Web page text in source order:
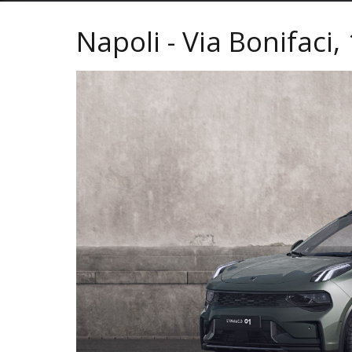
Napoli - Via Bonifaci,